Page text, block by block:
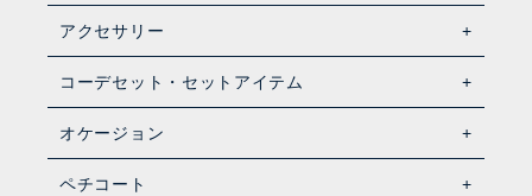
アクセサリー
コーデセット・セットアイテム
オケージョン
ペチコート